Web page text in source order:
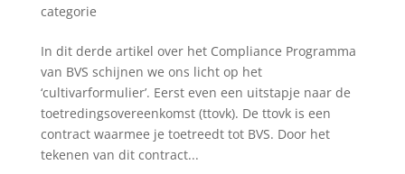
categorie
In dit derde artikel over het Compliance Programma
van BVS schijnen we ons licht op het
‘cultivarformulier’. Eerst even een uitstapje naar de
toetredingsovereenkomst (ttovk). De ttovk is een
contract waarmee je toetreedt tot BVS. Door het
tekenen van dit contract...